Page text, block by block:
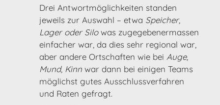
Drei Antwortmöglichkeiten standen
jeweils zur Auswahl – etwa Speicher,
Lager oder Silowas zugegebenermassen
einfacher war, da dies sehr regional war,
aber andere Ortschaften wie bei Auge,
Mund, Kinn war dann bei einigen Teams
möglichst gutes Ausschlussverfahren
und Raten gefragt.